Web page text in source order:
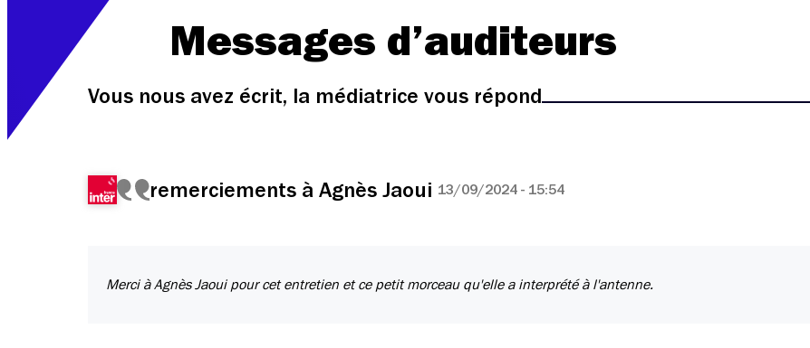
Messages d’auditeurs
Vous nous avez écrit, la médiatrice vous répond
remerciements à Agnès Jaoui 13/09/2024 - 15:54
Merci à Agnès Jaoui pour cet entretien et ce petit morceau qu'elle a interprété à l'antenne.